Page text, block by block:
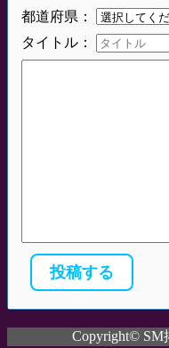
都道府県：
タイトル：
Copyright© SM